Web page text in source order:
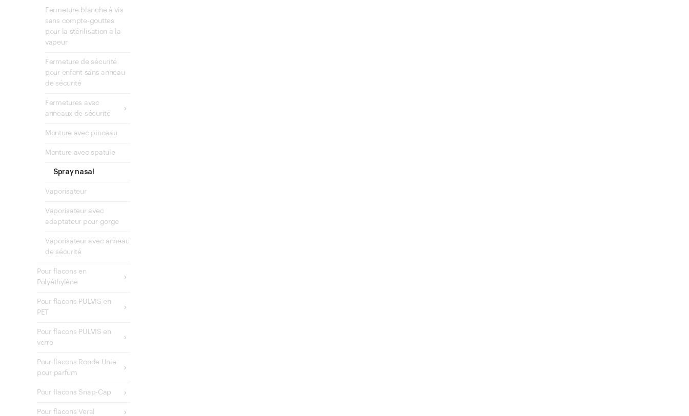
Fermeture blanche à vis
sans compte-gouttes
pour la stérilisation à la
vapeur
Fermeture de sécurité
pour enfant sans anneau
de sécurité
Fermetures avec
anneaux de sécurité
Monture avec pinceau
Monture avec spatule
Spray nasal
Vaporisateur
Vaporisateur avec
adaptateur pour gorge
Vaporisateur avec anneau
de sécurité
Pour flacons en
Polyéthylène
Pour flacons PULVIS en
PET
Pour flacons PULVIS en
verre
Pour flacons Ronde Unie
pour parfum
Pour flacons Snap-Cap
Pour flacons Veral